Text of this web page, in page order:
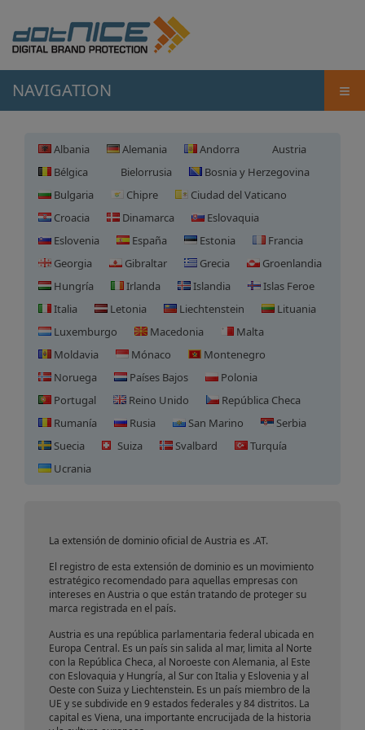
NAVIGATION ≡
Albania Alemania Andorra
Austria
Bélgica
Bielorrusia
Bosnia y Herzegovina
Bulgaria
Chipre
Ciudad del Vaticano
Croacia
Dinamarca
Eslovaquia
Eslovenia
España Estonia
Francia
Georgia
Gibraltar Grecia
Groenlandia
Hungría
Irlanda Islandia
Islas Feroe
Italia
Letonia Liechtenstein
Lituania
Luxemburgo
Macedonia
Malta
Moldavia
Mónaco
Montenegro
Noruega
Países Bajos
Polonia
Portugal
Reino Unido
República Checa
Rumanía
Rusia San Marino
Serbia
Suecia
Suiza Svalbard
Turquía
Ucrania
Registro de Dominio en
Austria
La extensión de dominio oficial de Austria es .AT.
El registro de esta extensión de dominio es un movimiento
estratégico recomendado para aquellas empresas con
intereses en Austria o que están tratando de proteger su
marca registrada en el país.
Austria es una república parlamentaria federal ubicada en
Europa Central. Es un país sin salida al mar, limita al Norte
con la República Checa, al Noroeste con Alemania, al Este
con Eslovaquia y Hungría, al Sur con Italia y Eslovenia y al
Oeste con Suiza y Liechtenstein. Es un país miembro de la
UE y se subdivide en 9 estados federales y 84 distritos. La
capital es Viena, una importante encrucijada de la historia